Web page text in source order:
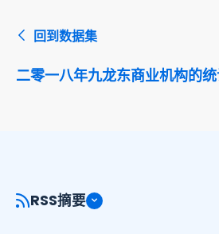
回到数据集
二零一八年九龙东商业机构的
RSS摘要